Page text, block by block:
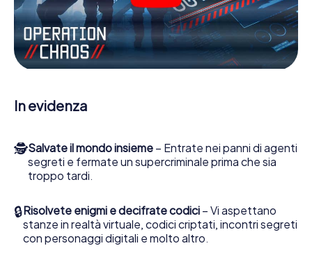
porti gli ufficiali di collegamento dalla sua parte. In questo
Escape Game a Šaľa lei e la sua squadra dovete essere
pronti a fermare i cattivi. A differenza di James Bond and
Co., tuttavia, non diventate eroi silenziosi: lei e la sua
squadra sarete immortalati nel punteggio più alto del Šaľa
immagini. Il gioco di Escape di myCityHunt rende Šaľa, il
suo parco giochi di avventura. Acquisti i suoi biglietti nel
In evidenza
🕵Salvate il mondo insieme – Entrate nei panni di agenti
segreti e fermate un supercriminale prima che sia
troppo tardi.
🔒Risolvete enigmi e decifrate codici – Vi aspettano
stanze in realtà virtuale, codici criptati, incontri segreti
con personaggi digitali e molto altro.